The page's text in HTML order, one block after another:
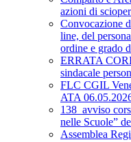
azioni di
Convocazione
line, del
ordine e grado
ERRATA
sindacale
FLC CGIL
ATA
138_avviso
nelle Scuole”
Assemblea